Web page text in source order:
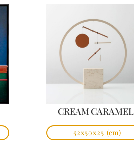
CREAM CARAMEL
52x50x25 (cm)